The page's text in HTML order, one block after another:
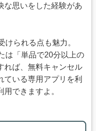
な思いをした経験があ
けられる点も魅力。
は「単品で20分以上の
れば、無料キャンセル
ている専用アプリを利
できますよ。